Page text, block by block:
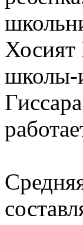
Хосият
школы-